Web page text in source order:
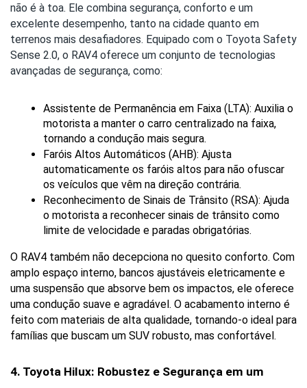
não é à toa. Ele combina segurança, conforto e um
excelente desempenho, tanto na cidade quanto em
terrenos mais desafiadores. Equipado com o Toyota Safety
Sense 2.0, o RAV4 oferece um conjunto de tecnologias
avançadas de segurança, como:
Assistente de Permanência em Faixa (LTA): Auxilia o
motorista a manter o carro centralizado na faixa,
tornando a condução mais segura.
Faróis Altos Automáticos (AHB): Ajusta
automaticamente os faróis altos para não ofuscar
os veículos que vêm na direção contrária.
Reconhecimento de Sinais de Trânsito (RSA): Ajuda
o motorista a reconhecer sinais de trânsito como
limite de velocidade e paradas obrigatórias.
O RAV4 também não decepciona no quesito conforto. Com
amplo espaço interno, bancos ajustáveis eletricamente e
uma suspensão que absorve bem os impactos, ele oferece
uma condução suave e agradável. O acabamento interno é
feito com materiais de alta qualidade, tornando-o ideal para
famílias que buscam um SUV robusto, mas confortável.
4. Toyota Hilux: Robustez e Segurança em um